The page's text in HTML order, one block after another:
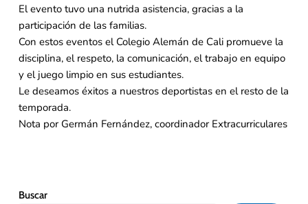
El evento tuvo una nutrida asistencia, gracias a la
participación de las familias.
Con estos eventos el Colegio Alemán de Cali promueve la
disciplina, el respeto, la comunicación, el trabajo en equipo
y el juego limpio en sus estudiantes.
Le deseamos éxitos a nuestros deportistas en el resto de la
temporada.
Nota por Germán Fernández, coordinador Extracurriculares
Buscar